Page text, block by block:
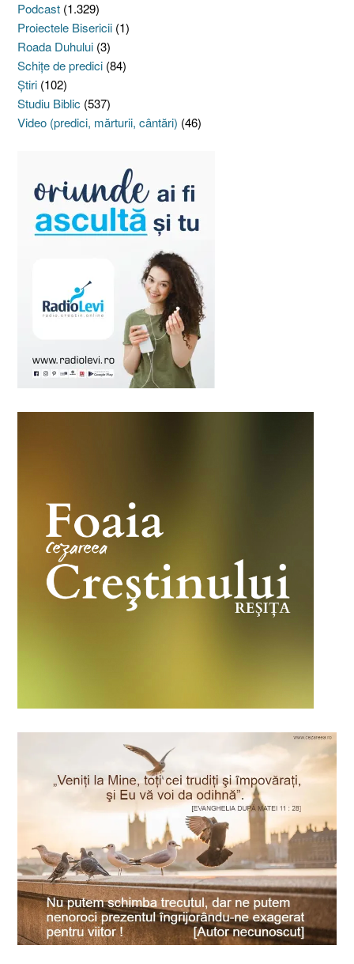
Podcast (1.329)
Proiectele Bisericii (1)
Roada Duhului (3)
Schiţe de predici (84)
Ştiri (102)
Studiu Biblic (537)
Video (predici, mărturii, cântări) (46)